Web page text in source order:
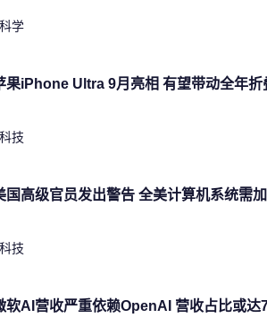
科学
果iPhone Ultra 9月亮相 有望带动全年折
科技
国高级官员发出警告 全美计算机系统需
科技
软AI营收严重依赖OpenAI 营收占比或达